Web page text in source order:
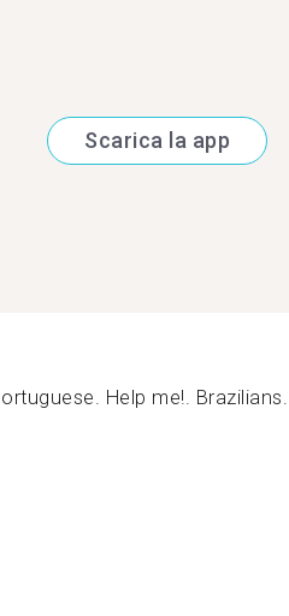
Scarica la app
Help me!. Brazilians...